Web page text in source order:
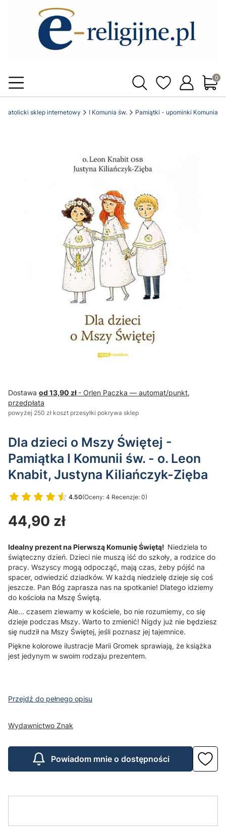
katolicki sklep internetowy I Komunia św. Pamiątki - upominki Komunia
Dostawa od 13,90 zł - Orlen Paczka — automat/punkt,
przedpłata
powyżej 250 zł koszt przesyłki pokrywa sklep
Dla dzieci o Mszy Świętej -
Pamiątka I Komunii św. - o. Leon
Knabit, Justyna Kiliańczyk-Zięba
4.50(Oceny: 4 Recenzje: 0)
Przejdź do sekcji Opinie
Cena
44,90 zł
Idealny prezent na Pierwszą Komunię Świętą! Niedziela to
świąteczny dzień. Dzieci nie muszą iść do szkoły, a rodzice do
pracy. Wszyscy mogą odpocząć, mają czas, żeby pójść na
spacer, odwiedzić dziadków. W każdą niedzielę dzieje się coś
jeszcze. Pan Bóg zaprasza nas na spotkanie! Dlatego idziemy
do kościoła na Mszę Świętą.
Ale... czasem ziewamy w kościele, bo nie rozumiemy, co się
dzieje podczas Mszy. Warto to zmienić! Nigdy już nie będziesz
się nudził na Mszy Świętej, jeśli poznasz jej tajemnice.
Piękne kolorowe ilustracje Marii Gromek sprawiają, że książka
jest jedynym w swoim rodzaju prezentem.
Przejdź do pełnego opisu
Wydawnictwo Znak
Powiadom mnie o dostępności